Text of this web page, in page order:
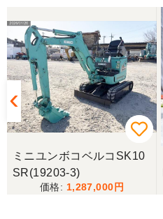
ミニユンボコベルコSK10
SR(19203-3)
1,287,000